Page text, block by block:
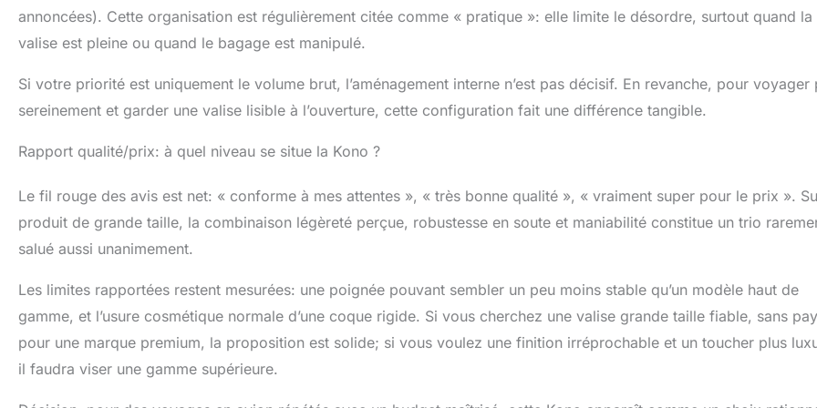
annoncées). Cette organisation est régulièrement citée comme « pratique »: elle limite le désordre, surtout quand la
valise est pleine ou quand le bagage est manipulé.
Si votre priorité est uniquement le volume brut, l’aménagement interne n’est pas décisif. En revanche, pour voyager
sereinement et garder une valise lisible à l’ouverture, cette configuration fait une différence tangible.
Rapport qualité/prix: à quel niveau se situe la Kono ?
Le fil rouge des avis est net: « conforme à mes attentes », « très bonne qualité », « vraiment super pour le prix ».
produit de grande taille, la combinaison légèreté perçue, robustesse en soute et maniabilité constitue un trio
salué aussi unanimement.
Les limites rapportées restent mesurées: une poignée pouvant sembler un peu moins stable qu’un modèle haut de
gamme, et l’usure cosmétique normale d’une coque rigide. Si vous cherchez une valise grande taille fiable, sans
pour une marque premium, la proposition est solide; si vous voulez une finition irréprochable et un toucher plus
il faudra viser une gamme supérieure.